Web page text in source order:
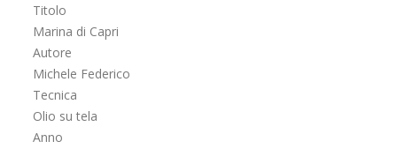
Titolo
Marina di Capri
Autore
Michele Federico
Tecnica
Olio su tela
Anno